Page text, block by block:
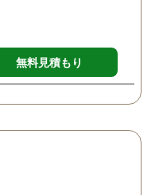
無料見積もり